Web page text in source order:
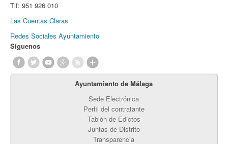
Tlf: 951 926 010
Las Cuentas Claras
Redes Sociales Ayuntamiento
Síguenos
Ayuntamiento de Málaga
Sede Electrónica
Perfil del contratante
Tablón de Edictos
Juntas de Distrito
Transparencia